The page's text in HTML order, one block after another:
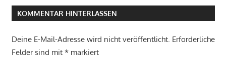
KOMMENTAR HINTERLASSEN
Deine E-Mail-Adresse wird nicht veröffentlicht. Erforderliche
Felder sind mit *markiert